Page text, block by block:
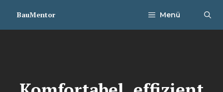
InhaltBauMentor Menü